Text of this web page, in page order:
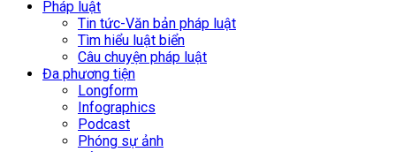
Pháp luật
Tin tức-Văn bản pháp luật
Tìm hiểu luật biển
Câu chuyện pháp luật
Đa phương tiện
Longform
Infographics
Podcast
Phóng sự ảnh